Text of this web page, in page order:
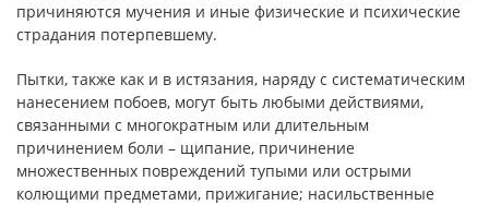
причиняются мучения и иные физические и психические
страдания потерпевшему.
Пытки, также как и в истязания, наряду с систематическим
нанесением побоев, могут быть любыми действиями,
связанными с многократным или длительным
причинением боли – щипание, причинение
множественных повреждений тупыми или острыми
колющими предметами, прижигание; насильственные